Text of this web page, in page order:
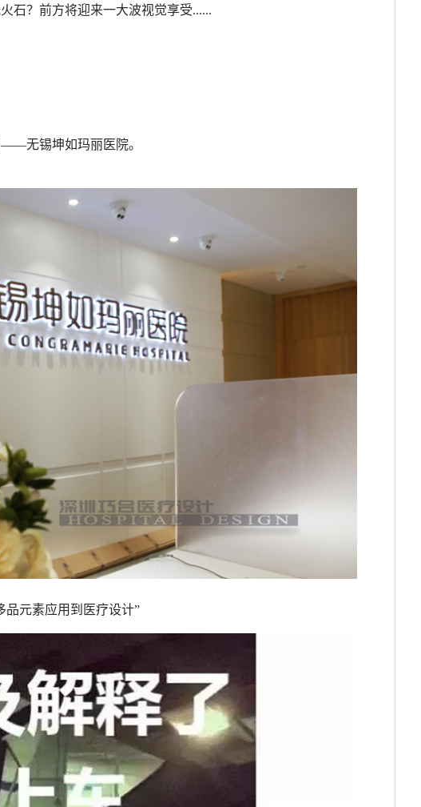
石？前方将迎来一大波视觉享受......
无锡坤如玛丽医院。
品元素应用到医疗设计”